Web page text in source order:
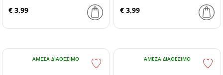
€ 3,99
€ 3,99
ΆΜΕΣΑ ΔΙΑΘΈΣΙΜΟ ΆΜΕΣΑ ΔΙΑΘΈΣΙΜΟ